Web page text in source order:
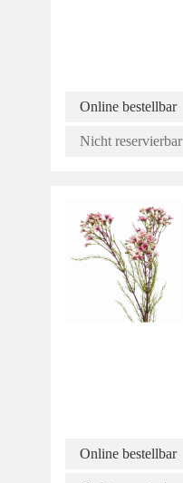
Online bestellbar
Nicht reservierbar
Online bestellbar